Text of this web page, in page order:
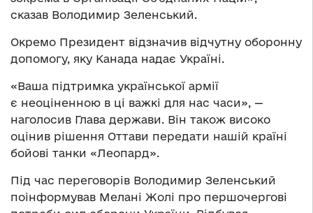
сказав Володимир Зеленський.
Окремо Президент відзначив відчутну оборонну
допомогу, яку Канада надає Україні.
«Ваша підтримка української армії
є неоціненною в ці важкі для нас часи», —
наголосив Глава держави. Він також високо
оцінив рішення Оттави передати нашій країні
бойові танки «Леопард».
Під час переговорів Володимир Зеленський
поінформував Мелані Жолі про першочергові